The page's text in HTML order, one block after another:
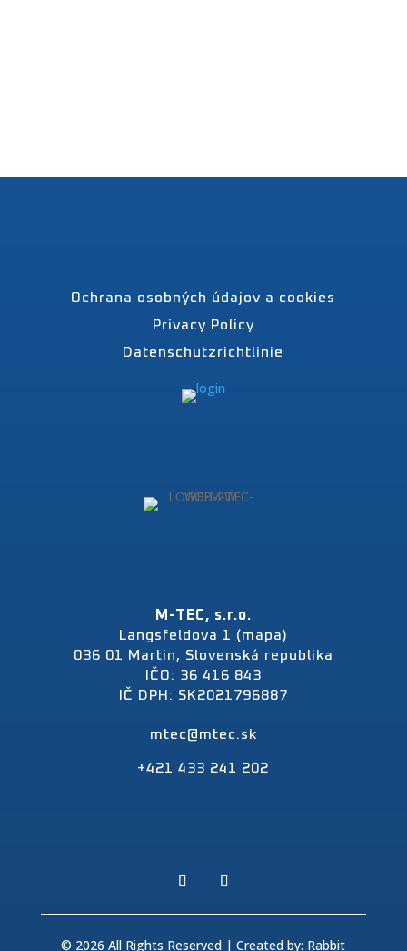
Ochrana osobných údajov a cookies
Privacy Policy
Datenschutzrichtlinie
M-TEC, s.r.o.
Langsfeldova 1 (mapa)
036 01 Martin, Slovenská republika
IČO: 36 416 843
IČ DPH: SK2021796887
mtec@mtec.sk
+421 433 241 202
© 2026 All Rights Reserved | Created by: Rabbit